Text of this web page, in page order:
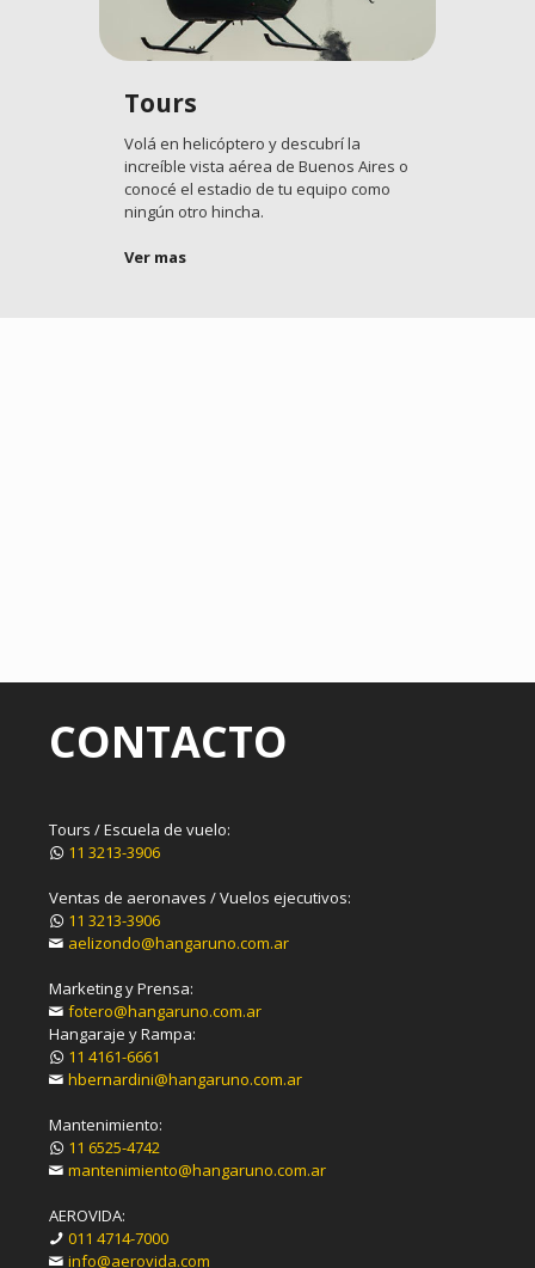
Tours
Volá en helicóptero y descubrí la
increíble vista aérea de Buenos Aires o
conocé el estadio de tu equipo como
ningún otro hincha.
Ver mas
CONTACTO
Tours / Escuela de vuelo:
11 3213-3906
Ventas de aeronaves / Vuelos ejecutivos:
11 3213-3906
aelizondo@hangaruno.com.ar
Marketing y Prensa:
fotero@hangaruno.com.ar
Hangaraje y Rampa:
11 4161-6661
hbernardini@hangaruno.com.ar
Mantenimiento:
11 6525-4742
mantenimiento@hangaruno.com.ar
AEROVIDA:
011 4714-7000
info@aerovida.com